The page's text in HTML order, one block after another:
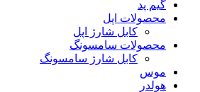
گیم پد
محصولات اپل
کابل شارژ اپل
محصولات سامسونگ
کابل شارژ سامسونگ
موس
هولدر